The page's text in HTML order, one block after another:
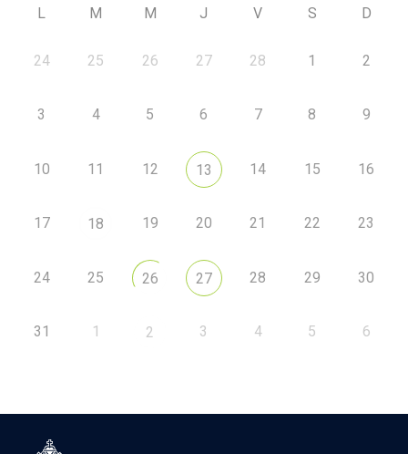
L M M J V S D
24 25 26 27 28 1 2
3 4 5 6 7 8 9
10 11 12 13 14 15 16
17 18 19 20 21 22 23
24 25 26 27 28 29 30
31 1 2 3 4 5 6